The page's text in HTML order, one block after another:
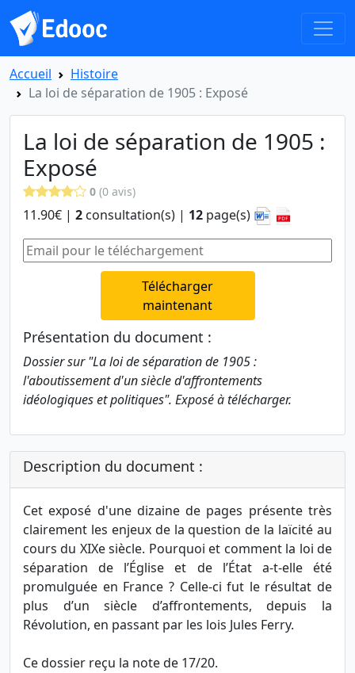
Accueil
Histoire
La loi de séparation de 1905 : Exposé
La loi de séparation de 1905 :
Exposé
0 (0 avis)
11.90€ | 2 consultation(s) | 12 page(s)
Télécharger
maintenant
Présentation du document :
Dossier sur "La loi de séparation de 1905 :
l'aboutissement d'un siècle d'affrontements
idéologiques et politiques". Exposé à télécharger.
Description du document :
Cet exposé d'une dizaine de pages présente très
clairement les enjeux de la question de la laïcité au
cours du XIXe siècle. Pourquoi et comment la loi de
séparation de l’Église et de l’État a-t-elle été
promulguée en France ? Celle-ci fut le résultat de
plus d’un siècle d’affrontements, depuis la
Révolution, en passant par les lois Jules Ferry.
Ce dossier reçu la note de 17/20.